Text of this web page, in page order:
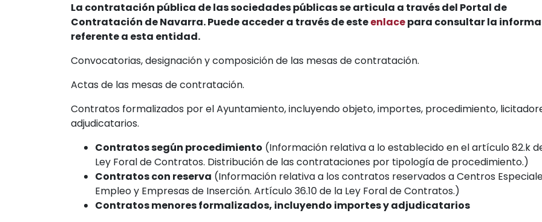
La contratación pública de las sociedades públicas se articula a través del Portal de
Contratación de Navarra. Puede acceder a través de esteenlacepara consultar la
referente a esta entidad.
Convocatorias, designación y composición de las mesas de contratación.
Actas de las mesas de contratación.
Contratos formalizados por el Ayuntamiento, incluyendo objeto, importes, procedimiento,
adjudicatarios.
Contratos según procedimiento (Información relativa a lo establecido en el artículo 82.k
Ley Foral de Contratos. Distribución de las contrataciones por tipología de procedimiento.)
Contratos con reserva (Información relativa a los contratos reservados a Centros
Empleo y Empresas de Inserción. Artículo 36.10 de la Ley Foral de Contratos.)
Contratos menores formalizados, incluyendo importes y adjudicatarios